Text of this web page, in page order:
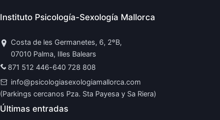
Instituto Psicología-Sexología Mallorca
Costa de les Germanetes, 6, 2ºB,
07010 Palma, Illes Balears
871 512 446-640 728 808
info@psicologiasexologiamallorca.com
(Parkings cercanos Pza. Sta Payesa y Sa Riera)
Últimas entradas